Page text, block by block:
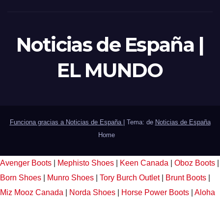
Noticias de España |
EL MUNDO
Funciona gracias a Noticias de España Tema: de Noticias de España
Home
Avenger Boots Mephisto Shoes Keen Canada Oboz Boots
Born Shoes
Munro Shoes Tory Burch Outlet Brunt Boots
Miz Mooz Canada
Norda Shoes Horse Power Boots Aloha